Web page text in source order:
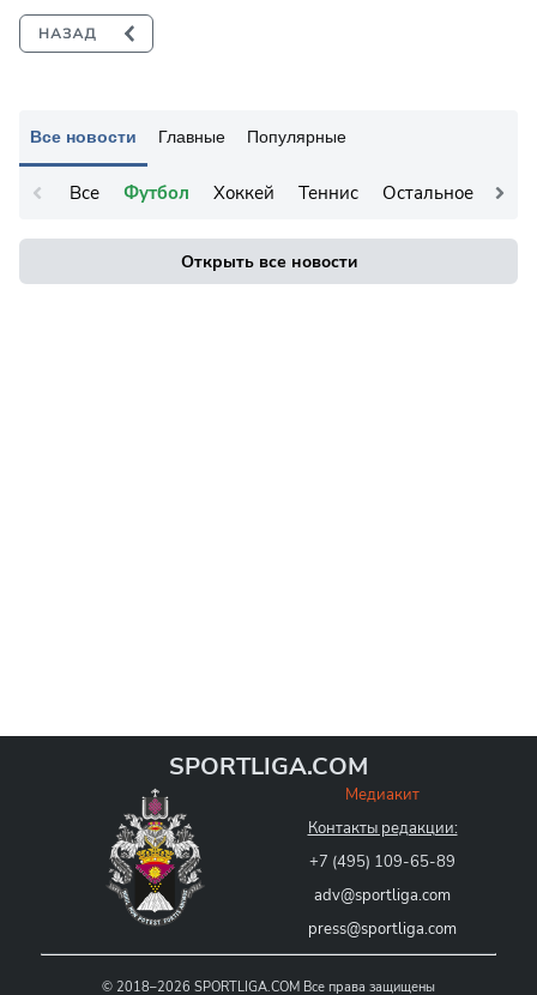
Все новости Главные Популярные
Все Футбол Хоккей Теннис Остальное
Открыть все новости
SPORTLIGA.COM
Медиакит
Контакты редакции:
+7 (495) 109-65-89
adv@sportliga.com
press@sportliga.com
© 2018–2026 SPORTLIGA.COM Все права защищены